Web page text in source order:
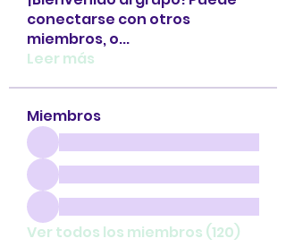
conectarse con otros
miembros, o...
Leer más
Miembros
Ver todos los miembros (120)